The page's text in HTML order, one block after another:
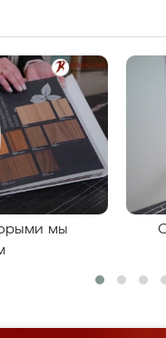
мы